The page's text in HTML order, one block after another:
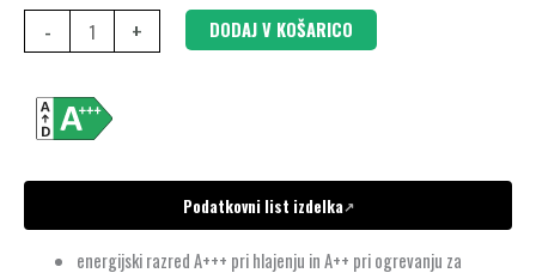
- + DODAJ V KOŠARICO
Podatkovni list izdelka↗
energijski razred A+++ pri hlajenju in A++ pri ogrevanju za